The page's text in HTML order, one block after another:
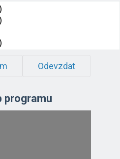
)
)
)
Odevzdat
programu